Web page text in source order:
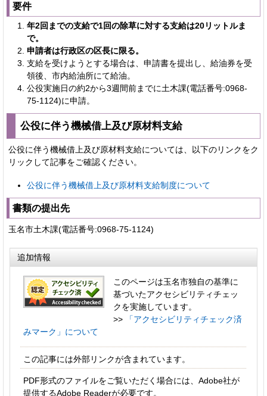
要件
年2回までの支給で1回の除草に対する支給は20リットルま
で。
申請者は行政区の区長に限る。
支給を受けようとする場合は、申請書を提出し、給油券を受
領後、市内給油所にて給油。
公役実施日の約2から3週間前までに土木課(電話番号:0968-
75-1124)に申請。
公役に伴う機械借上及び原材料支給
公役に伴う機械借上及び原材料支給については、以下のリンクをク
リックして記事をご確認ください。
公役に伴う機械借上及び原材料支給制度について
書類の提出先
玉名市土木課(電話番号:0968-75-1124)
追加情報
このページは玉名市独自の基準に
基づいたアクセシビリティチェッ
クを実施しています。
>>
「アクセシビリティチェック済
みマーク」について
この記事には外部リンクが含まれています。
PDF形式のファイルをご覧いただく場合には、Adobe社が
提供するAdobe Readerが必要です。